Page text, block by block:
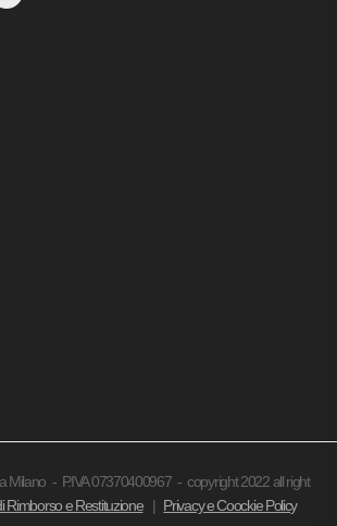
Milano - P.IVA 07370400967 - copyright 2022 all right
Rimborso e Restituzione| Privacy e Coockie Policy